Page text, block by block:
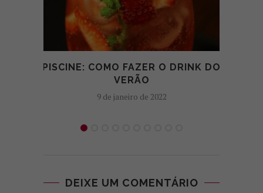
PISCINE: COMO FAZER O DRINK DO
VERÃO
9 de janeiro de 2022
DEIXE UM COMENTÁRIO